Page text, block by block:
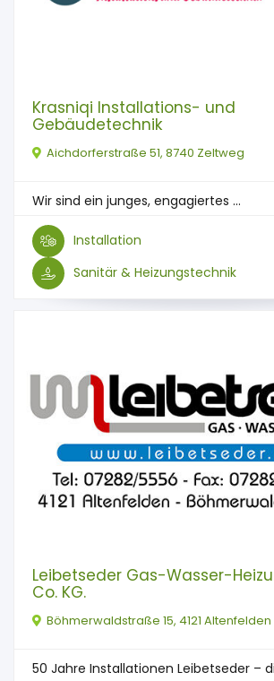
Krasniqi Installations- und
Gebäudetechnik
Aichdorferstraße 51, 8740 Zeltweg
Wir sind ein junges, engagiertes ...
Installation
Sanitär & Heizungstechnik
Leibetseder Gas-Wasser-
Co. KG.
Böhmerwaldstraße 15, 4121 Altenfelden
50 Jahre Installationen Leibetseder –